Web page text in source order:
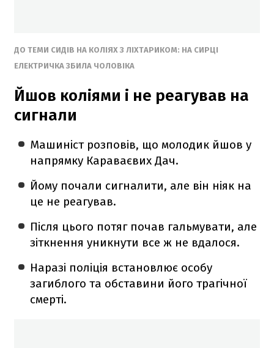
ДО ТЕМИ СИДІВ НА КОЛІЯХ З ЛІХТАРИКОМ: НА СИРЦІ
ЕЛЕКТРИЧКА ЗБИЛА ЧОЛОВІКА
Йшов коліями і не реагував на
сигнали
Машиніст розповів, що молодик йшов у
напрямку Караваєвих Дач.
Йому почали сигналити, але він ніяк на
це не реагував.
Після цього потяг почав гальмувати, але
зіткнення уникнути все ж не вдалося.
Наразі поліція встановлює особу
загиблого та обставини його трагічної
смерті.